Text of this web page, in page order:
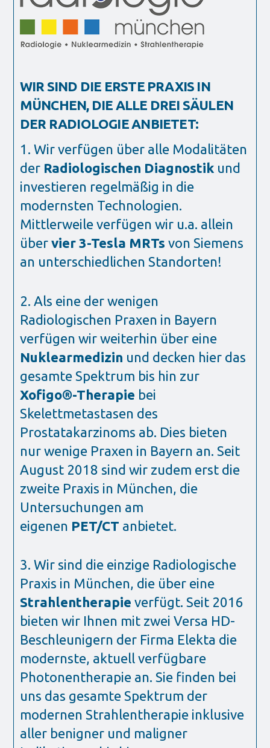
WIR SIND DIE ERSTE PRAXIS IN
MÜNCHEN, DIE ALLE DREI SÄULEN
DER RADIOLOGIE ANBIETET:
1. Wir verfügen über alle Modalitäten
der Radiologischen Diagnostikund
investieren regelmäßig in die
modernsten Technologien.
Mittlerweile verfügen wir u.a. allein
über vier 3-Tesla MRTs von Siemens
an unterschiedlichen Standorten!
2. Als eine der wenigen
Radiologischen Praxen in Bayern
verfügen wir weiterhin über eine
Nuklearmedizin und decken hier das
gesamte Spektrum bis hin zur
Xofigo®-Therapie bei
Skelettmetastasen des
Prostatakarzinoms ab. Dies bieten
nur wenige Praxen in Bayern an. Seit
August 2018 sind wir zudem erst die
zweite Praxis in München, die
Untersuchungen am
eigenen PET/CT anbietet.
3. Wir sind die einzige Radiologische
Praxis in München, die über eine
Strahlentherapie verfügt. Seit 2016
bieten wir Ihnen mit zwei Versa HD-
Beschleunigern der Firma Elekta die
modernste, aktuell verfügbare
Photonentherapie an. Sie finden bei
uns das gesamte Spektrum der
modernen Strahlentherapie inklusive
aller benigner und maligner